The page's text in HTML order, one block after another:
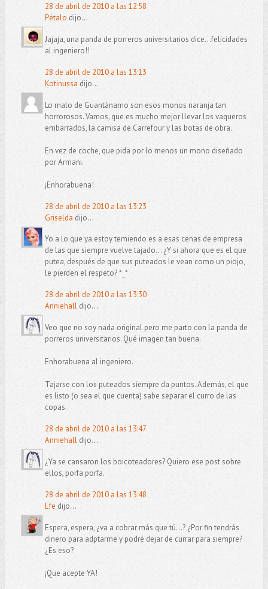
28 de abril de 2010 a las 12:58
Pétalo dijo...
Jajaja, una panda de porreros universitarios dice...felicidades
al ingeniero!!
28 de abril de 2010 a las 13:13
Kotinussa dijo...
Lo malo de Guantánamo son esos monos naranja tan
horrorosos. Vamos, que es mucho mejor llevar los vaqueros
embarrados, la camisa de Carrefour y las botas de obra.
En vez de coche, que pida por lo menos un mono diseñado
por Armani.
¡Enhorabuena!
28 de abril de 2010 a las 13:23
Griselda dijo...
Yo a lo que ya estoy temiendo es a esas cenas de empresa
de las que siempre vuelve tajado... ¿Y si ahora que es el que
putea, después de que sus puteados le vean como un piojo,
le pierden el respeto? *_*
28 de abril de 2010 a las 13:30
Anniehalldijo...
Veo que no soy nada original pero me parto con la panda de
porreros universitarios. Qué imagen tan buena.
Enhorabuena al ingeniero.
Tajarse con los puteados siempre da puntos. Además, el que
es listo (o sea el que cuenta) sabe separar el curro de las
copas.
28 de abril de 2010 a las 13:47
Anniehalldijo...
¿Ya se cansaron los boicoteadores? Quiero ese post sobre
ellos, porfa porfa.
28 de abril de 2010 a las 13:48
Efe dijo...
Espera, espera, ¿va a cobrar más que tú...? ¿Por fin tendrás
dinero para adptarme y podré dejar de currar para siempre?
¿Es eso?
¡Que acepte YA!